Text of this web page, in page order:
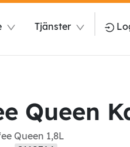
Tjänster
Queen
Queen 1,8L